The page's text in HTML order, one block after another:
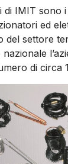
di IMIT sono
ed
del settore
di circa